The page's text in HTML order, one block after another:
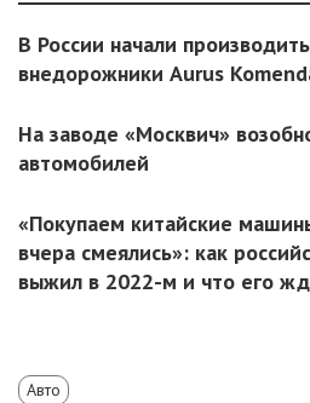
В России начали
внедорожники Aurus
На заводе «Москвич»
автомобилей
«Покупаем китайские
вчера смеялись»: как
выжил в 2022-м и что его
Авто